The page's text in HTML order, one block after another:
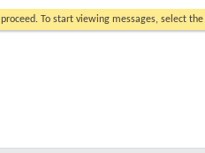
To start viewing messages, select